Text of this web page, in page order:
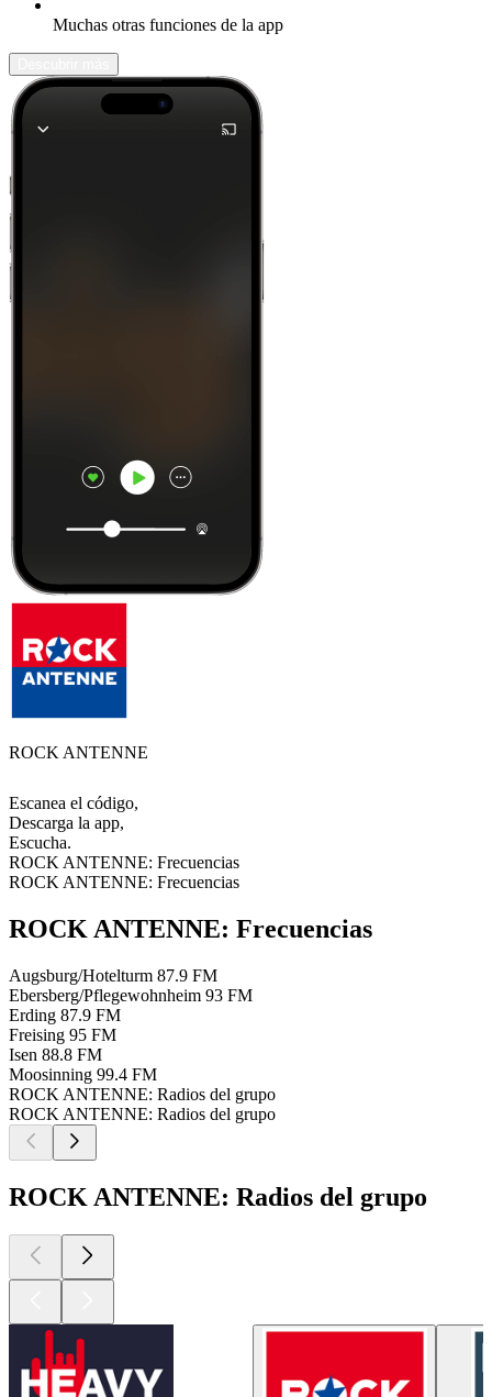
Muchas otras funciones de la app
ROCK ANTENNE
Escanea el código,
Descarga la app,
Escucha.
ROCK ANTENNE: Frecuencias
ROCK ANTENNE: Frecuencias
ROCK ANTENNE: Frecuencias
Augsburg/Hotelturm 87.9 FM
Ebersberg/Pflegewohnheim 93 FM
Erding 87.9 FM
Freising 95 FM
Isen 88.8 FM
Moosinning 99.4 FM
ROCK ANTENNE: Radios del grupo
ROCK ANTENNE: Radios del grupo
ROCK ANTENNE: Radios del grupo